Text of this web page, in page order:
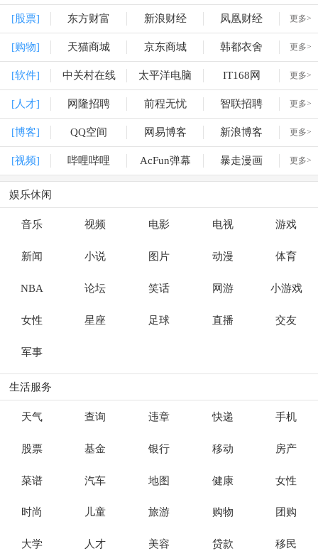
[股票] 东方财富 新浪财经 凤凰财经 更多>
[购物] 天猫商城 京东商城 韩都衣舍 更多>
[软件] 中关村在线 太平洋电脑 IT168网 更多>
[人才] 网隆招聘 前程无忧 智联招聘 更多>
[博客] QQ空间 网易博客 新浪博客 更多>
[视频] 哔哩哔哩 AcFun弹幕 暴走漫画 更多>
娱乐休闲
音乐 视频 电影 电视 游戏
新闻 小说 图片 动漫 体育
NBA 论坛 笑话 网游 小游戏
女性 星座 足球 直播 交友
军事
生活服务
天气 查询 违章 快递 手机
股票 基金 银行 移动 房产
菜谱 汽车 地图 健康 女性
时尚 儿童 旅游 购物 团购
大学 人才 美容 贷款 移民